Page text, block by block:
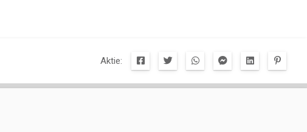
Aktie: